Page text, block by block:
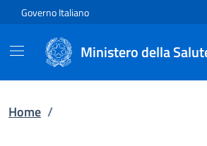
Vai direttamente al contenuto
Governo Italiano
Ministero della
Home /